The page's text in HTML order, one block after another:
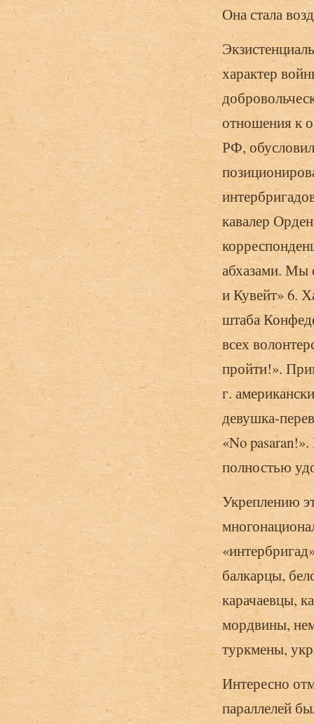
Она стала
характер
отношения к
РФ,
кавалер
абхазами. Мы
и Кувейт» 6.
штаба
всех
пройти!».
г.
девушка-
«No
полностью
Укреплению
балкарцы,
карачаевцы,
мордвины,
туркмены,
Интересно
параллелей